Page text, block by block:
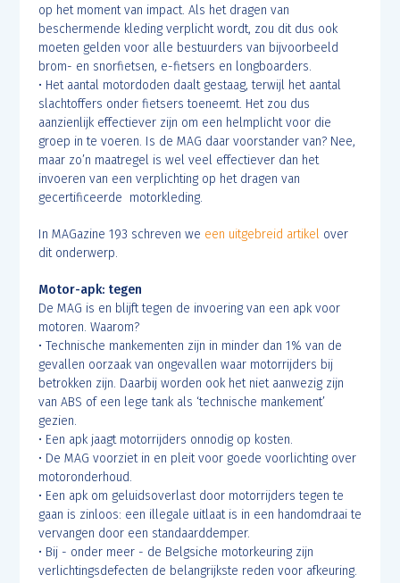
op het moment van impact. Als het dragen van
beschermende kleding verplicht wordt, zou dit dus ook
moeten gelden voor alle bestuurders van bijvoorbeeld
brom- en snorfietsen, e-fietsers en longboarders.
• Het aantal motordoden daalt gestaag, terwijl het aantal
slachtoffers onder fietsers toeneemt. Het zou dus
aanzienlijk effectiever zijn om een helmplicht voor die
groep in te voeren. Is de MAG daar voorstander van? Nee,
maar zo’n maatregel is wel veel effectiever dan het
invoeren van een verplichting op het dragen van
gecertificeerde motorkleding.
In MAGazine 193 schreven we een uitgebreid artikel over
dit onderwerp.
Motor-apk: tegen
De MAG is en blijft tegen de invoering van een apk voor
motoren. Waarom?
• Technische mankementen zijn in minder dan 1% van de
gevallen oorzaak van ongevallen waar motorrijders bij
betrokken zijn. Daarbij worden ook het niet aanwezig zijn
van ABS of een lege tank als ‘technische mankement’
gezien.
• Een apk jaagt motorrijders onnodig op kosten.
• De MAG voorziet in en pleit voor goede voorlichting over
motoronderhoud.
• Een apk om geluidsoverlast door motorrijders tegen te
gaan is zinloos: een illegale uitlaat is in een handomdraai te
vervangen door een standaarddemper.
• Bij - onder meer - de Belgsiche motorkeuring zijn
verlichtingsdefecten de belangrijkste reden voor afkeuring.